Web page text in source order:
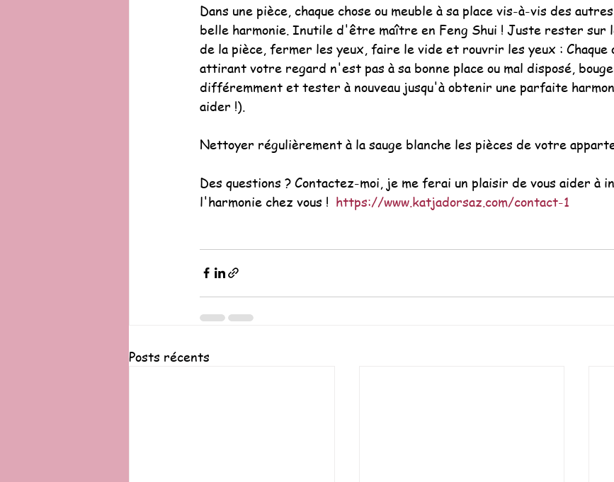
Dans une pièce, chaque chose ou meuble à sa place vis-à-vis des
belle harmonie. Inutile d'être maître en Feng Shui ! Juste rester sur
de la pièce, fermer les yeux, faire le vide et rouvrir les yeux : Chaque
attirant votre regard n'est pas à sa bonne place ou mal disposé,
différemment et tester à nouveau jusqu'à obtenir une parfaite
aider !).
Nettoyer régulièrement à la sauge blanche les pièces de votre
Des questions ? Contactez-moi, je me ferai un plaisir de vous aider à
l'harmonie chez vous ! https://www.katjadorsaz.com/contact-1
Posts récents